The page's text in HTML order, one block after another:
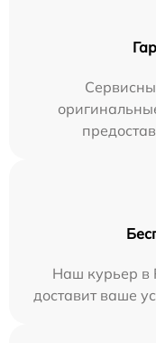
Наш курьер в
доставит ваше